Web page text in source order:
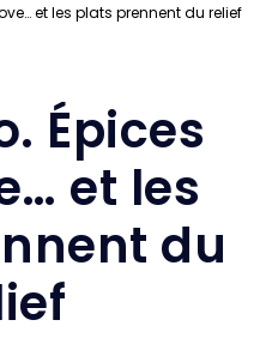
et les plats prennent du relief
Épices
et les
du